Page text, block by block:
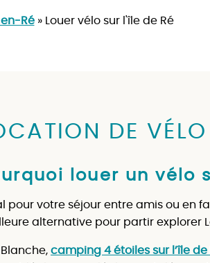
Ré» Louer vélo sur l'île de Ré
DE VÉLO
louer un vélo
pour votre séjour entre amis ou en
alternative pour partir explorer
Blanche, camping 4 étoiles sur l’île de